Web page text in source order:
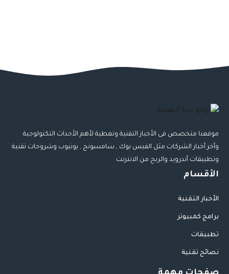
موقعنا متخصص فى الأخبار التقنية وتغطية لأهم الأحداث التكنولوجية
وأخر أخبار الشركات مثل الفيس بوك , سامسونج , يوتيوب وشروحات تقنية
وتطبيقات أندرويد والربح من الانترنت
الأقسام
الأخبار التقنية
برامج كمبيوتر
تطبيقات
نصائح تقنية